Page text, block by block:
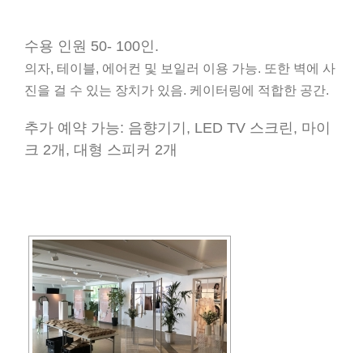
수용 인원 50- 100인.
의자, 테이블, 에어컨 및 보일러 이용 가능. 또한 벽에 사
진을 걸 수 있는 장치가 있음. 케이터링에 적합한 공간.
추가 예약 가능: 음향기기, LED TV 스크린, 마이
크 2개, 대형 스피커 2개